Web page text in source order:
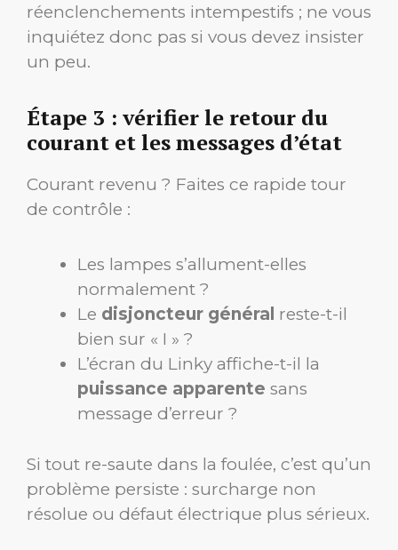
réenclenchements intempestifs ; ne vous
inquiétez donc pas si vous devez insister
un peu.
Étape 3 : vérifier le retour du
courant et les messages d’état
Courant revenu ? Faites ce rapide tour
de contrôle :
Les lampes s’allument-elles
normalement ?
Le disjoncteur général reste-t-il
bien sur « I » ?
L’écran du Linky affiche-t-il la
puissance apparente sans
message d’erreur ?
Si tout re-saute dans la foulée, c’est qu’un
problème persiste : surcharge non
résolue ou défaut électrique plus sérieux.